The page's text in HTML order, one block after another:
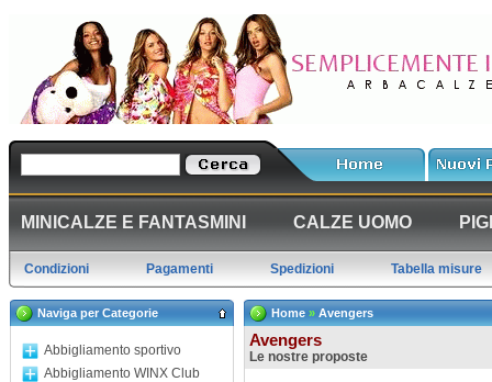
MINICALZE E FANTASMINI CALZE UOMO
Condizioni Pagamenti Spedizioni Tabella misure
Naviga per Categorie
Abbigliamento sportivo
Abbigliamento WINX Club
Home » Avengers
Avengers
Le nostre proposte